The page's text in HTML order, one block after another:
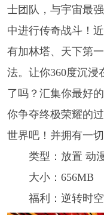
士团队，与宇宙最
中进行传奇战斗！
有加林塔、天下第
法。让你360度沉浸
了吗？汇集你最好
你争夺终极荣耀的
世界吧！并拥有一切
类型：放置 动
大小：656MB
福利：逆转时